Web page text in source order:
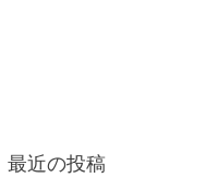
最近の投稿